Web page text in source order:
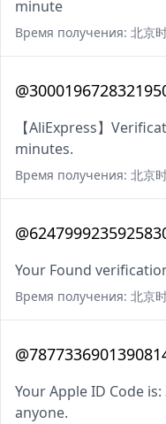
minute
Время получения: 北京
【AliExpress】
minutes.
Время получения: 北京
Your Found
Время получения: 北京
Your Apple ID Code
anyone.